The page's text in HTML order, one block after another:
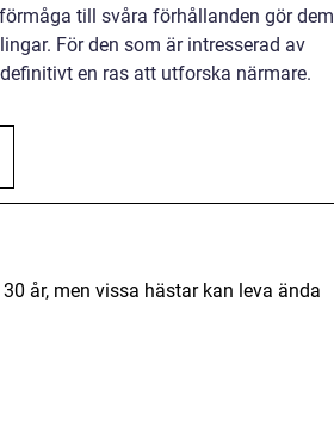
till svåra förhållanden gör dem
För den som är intresserad av
en ras att utforska närmare.
år, men vissa hästar kan leva ända